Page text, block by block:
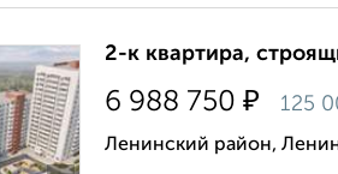
2-к квартира,
6 988 750 ₽ 125
Ленинский район,